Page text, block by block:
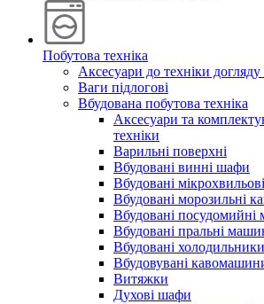
Побутова техніка
Аксесуари до техніки догляду
Ваги підлогові
Вбудована побутова техніка
Аксесуари та
техніки
Варильні поверхні
Вбудовані винні шафи
Вбудовані
Вбудовані морозильні
Вбудовані
Вбудовані пральні
Вбудовані холодильники
Вбудовувані
Витяжки
Духові шафи